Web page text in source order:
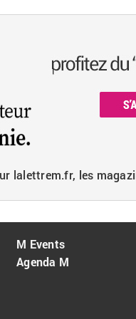
lalettrem.fr, les
M Events
Agenda M